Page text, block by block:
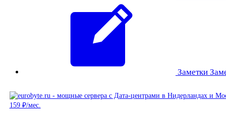
Заметки